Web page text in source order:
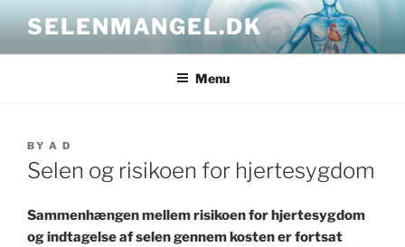
content
SELENMANGEL.DK
Menu
POSTED
ON
BY A D
Selen og risikoen for hjertesygdom
Sammenhængen mellem risikoen for hjertesygdom
og indtagelse af selen gennem kosten er fortsat